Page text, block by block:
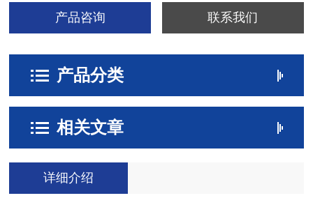
产品咨询 联系我们
产品分类
相关文章
详细介绍